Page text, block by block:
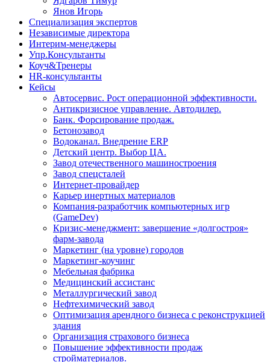
Янов Игорь
Специализация экспертов
Независимые директора
Интерим-менеджеры
Упр.Консультанты
Коуч&Тренеры
HR-консультанты
Кейсы
Автосервис. Рост операционной эффективности.
Антикризисное управление. Автодилер.
Банк. Форсирование продаж.
Бетонозавод
Водоканал. Внедрение ERP
Детский центр. Выбор ЦА.
Завод отечественного машиностроения
Завод спецсталей
Интернет-провайдер
Карьер инертных материалов
Компания-разработчик компьютерных игр
(GameDev)
Кризис-менеджмент: завершение «долгостроя»
фарм-завода
Маркетинг (на уровне) городов
Маркетинг-коучинг
Мебельная фабрика
Медицинский ассистанс
Металлургический завод
Нефтехимический завод
Оптимизация арендного бизнеса с реконструкцией
здания
Организация страхового бизнеса
Повышение эффективности продаж
стройматериалов.